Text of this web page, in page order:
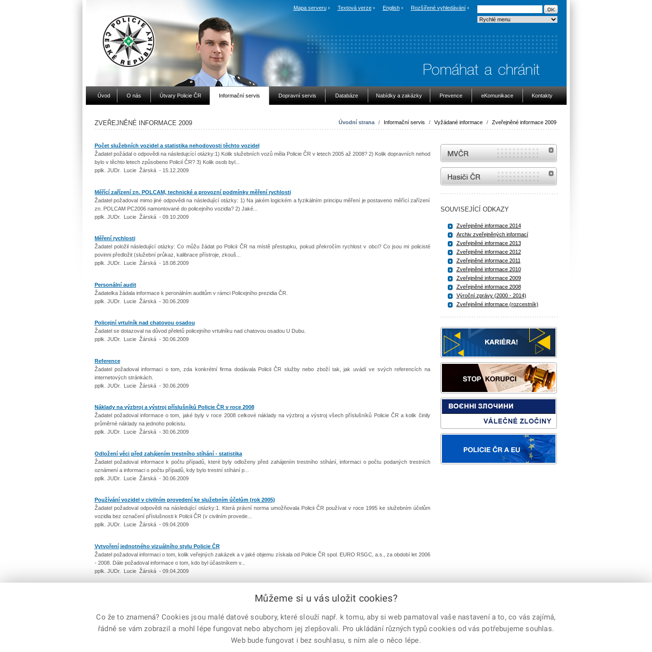
Mapa serveru Textová verze English Rozšířené vyhledávání
Úvod O nás Útvary Policie ČR Informační servis Dopravní servis Databáze Nabídky a zakázky Prevence eKomunikace Kontakty
Úvodní strana / Informační servis / Vyžádané informace / Zveřejněné informace 2009
ZVEŘEJNĚNÉ INFORMACE 2009
Počet služebních vozidel a statistika nehodovosti těchto vozidel
Žadatel požádal o odpovědi na následujcící otázky:1) Kolik služebních vozů měla Policie ČR v letech 2005 až 2008? 2) Kolik dopravních nehod
bylo v těchto letech způsobeno Policií ČR? 3) Kolik osob byl...
pplk. JUDr. Lucie Žárská - 15.12.2009
Měřící zařízení zn. POLCAM, technické a provozní podmínky měření rychlosti
Žadatel požadoval mimo jiné odpovědi na následující otázky: 1) Na jakém logickém a fyzikálním principu měření je postaveno měřící zařízení
zn. POLCAM PC2006 namontované do policejního vozidla? 2) Jaké...
pplk. JUDr. Lucie Žárská - 09.10.2009
Měření rychlosti
Žadatel položil následující otázky: Co můžu žádat po Policii ČR na místě přestupku, pokud překročím rychlost v obci? Co jsou mi policisté
povinni předložit (služební průkaz, kalibrace přístroje, zkouš...
pplk. JUDr. Lucie Žárská - 18.08.2009
Personální audit
Žadatelka žádala informace k peronálním auditům v rámci Policejního prezidia ČR.
pplk. JUDr. Lucie Žárská - 30.06.2009
Policejní vrtulník nad chatovou osadou
Žadatel se dotazoval na důvod přeletů policejního vrtulníku nad chatovou osadou U Dubu.
pplk. JUDr. Lucie Žárská - 30.06.2009
Reference
Žadatel požadoval informaci o tom, zda konkrétní firma dodávala Policii ČR služby nebo zboží tak, jak uvádí ve svých referencích na
internetových stránkách.
pplk. JUDr. Lucie Žárská - 30.06.2009
Náklady na výzbroj a výstroj příslušníků Policie ČR v roce 2008
Žadatel požadoval informace o tom, jaké byly v roce 2008 celkové náklady na výzbroj a výstroj všech příslušníků Policie ČR a kolik činily
průměrné náklady na jednoho policistu.
pplk. JUDr. Lucie Žárská - 30.06.2009
Odložení věci před zahájením trestního stíhání - statistika
Žadatel požadoval informace k počtu případů, které byly odloženy před zahájením trestního stíhání, informaci o počtu podaných trestních
oznámení a informaci o počtu případů, kdy bylo trestní stíhání p...
pplk. JUDr. Lucie Žárská - 30.06.2009
Používání vozidel v civilním provedení ke služebním účelům (rok 2005)
Žadatel požadoval odpovědi na následující otázky:1. Která právní norma umožňovala Policii ČR používat v roce 1995 ke služebním účelům
vozidla bez označení příslušnosti k Policii ČR (v civilním provede...
pplk. JUDr. Lucie Žárská - 09.04.2009
Vytvoření jednotného vizuálního stylu Policie ČR
Žadatel požadoval informaci o tom, kolik veřejných zakázek a v jaké objemu získala od Policie ČR spol. EURO RSGC, a.s., za období let 2006
- 2008. Dále požadoval informace o tom, kdo byl účastníkem v...
pplk. JUDr. Lucie Žárská - 09.04.2009
Corp.
Facebook
MVČR
internetové stránky Hasiči ČR
SOUVISEJÍCÍ ODKAZY
Zveřejněné informace 2014
Archiv zveřejněných informací
Zveřejněné informace 2013
Zveřejněné informace 2012
Zveřejněné informace 2011
Zveřejněné informace 2010
Zveřejněné informace 2009
Zveřejněné informace 2008
Výroční zprávy (2000 - 2014)
Zveřejněné informace (rozcestník)
Můžeme si u vás uložit cookies?
Co že to znamená? Cookies jsou malé datové soubory, které slouží např. k tomu, aby si web pamatoval vaše nastavení a to, co vás zajímá,
řádně se vám zobrazil a mohl lépe fungovat nebo abychom jej zlepšovali. Pro ukládání různých typů cookies od vás potřebujeme souhlas.
Web bude fungovat i bez souhlasu, s ním ale o něco lépe.